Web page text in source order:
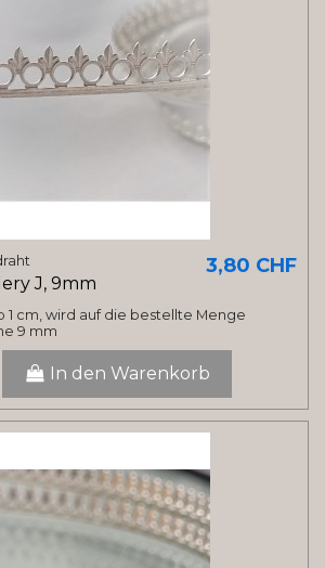
J, 9mm
3,80 CHF
1 cm, wird auf die bestellte Menge
9 mm
In den Warenkorb